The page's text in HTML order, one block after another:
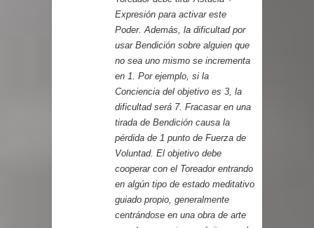
Expresión para activar este
Poder. Además, la dificultad por
usar Bendición sobre alguien que
no sea uno mismo se incrementa
en 1. Por ejemplo, si la
Conciencia del objetivo es 3, la
dificultad será 7. Fracasar en una
tirada de Bendición causa la
pérdida de 1 punto de Fuerza de
Voluntad. El objetivo debe
cooperar con el Toreador entrando
en algún tipo de estado meditativo
guiado propio, generalmente
centrándose en una obra de arte